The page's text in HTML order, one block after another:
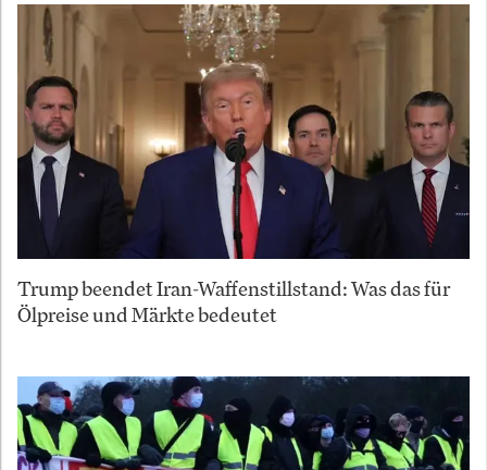
Trump beendet Iran-Waffenstillstand: Was das für
Ölpreise und Märkte bedeutet